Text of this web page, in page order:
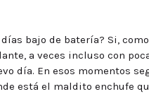
bajo de batería? Si,
a veces incluso con
día. En esos momentos
está el maldito enchufe